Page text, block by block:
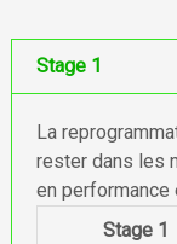
Stage 1
La
rester dans les
en performance
Stage 1